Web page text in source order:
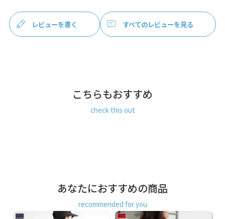
高く、撥水・防汚機能があり、マットな生地感でユニセック
スに活躍します。帆布に比べて、非常に軽量な点もコーデュ
ラ（R）ならでは。
レビューを書く すべてのレビューを見る
こちらもおすすめ
check this out
あなたにおすすめの商品
recommended for you